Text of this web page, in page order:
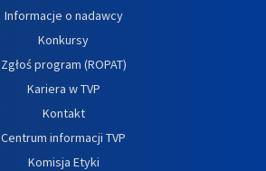
Informacje o nadawcy
Konkursy
Zgłoś program (ROPAT)
Kariera w TVP
Kontakt
Centrum informacji TVP
Komisja Etyki